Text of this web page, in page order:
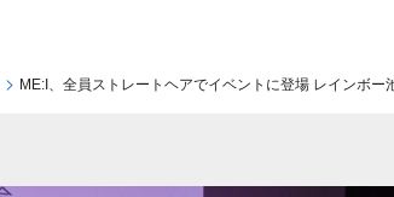
ME:I、全員ストレートヘアでイベントに登場 レインボ